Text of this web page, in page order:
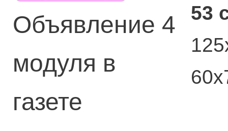
Объявление 4
модуля в
газете
53